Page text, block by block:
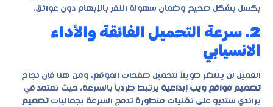
بكسل بشكل صحيح وضمان سهولة النقر بالإبهام دون عوائق.
2. سرعة التحميل الفائقة والأداء
الانسيابي
العميل لن ينتظر طويلاً لتحميل صفحات الموقع، ومن هنا فإن نجاح
تصميم مواقع ويب إبداعية يرتبط طردياً بالسرعة، حيث نعتمد في
براندي ستديو على تقنيات متطورة تدمج السرعة بجماليات تصميم